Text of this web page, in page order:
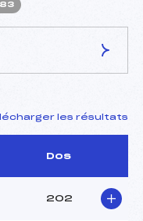
GENTIL BRUCE (SA)
JEAN PAUL
les résultats
Dos
202